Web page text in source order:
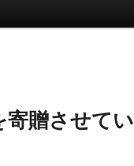
寄贈させてい